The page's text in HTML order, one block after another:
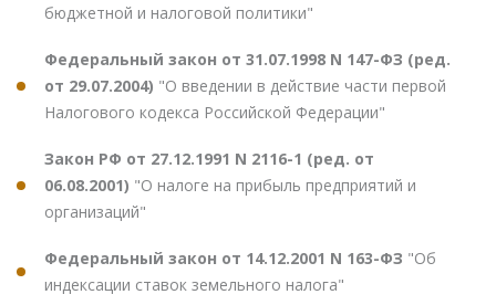
бюджетной и налоговой политики"
Федеральный закон от 31.07.1998 N 147-ФЗ (ред.
от 29.07.2004) "О введении в действие части первой
Налогового кодекса Российской Федерации"
Закон РФ от 27.12.1991 N 2116-1 (ред. от
06.08.2001) "О налоге на прибыль предприятий и
организаций"
Федеральный закон от 14.12.2001 N 163-ФЗ "Об
индексации ставок земельного налога"